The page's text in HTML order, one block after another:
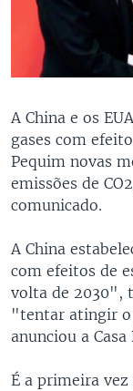
A China e os
gases com
Pequim novas
emissões de
comunicado.
A China
com efeitos de
volta de 2030",
"tentar atingir o
anunciou a Casa
É a primeira vez